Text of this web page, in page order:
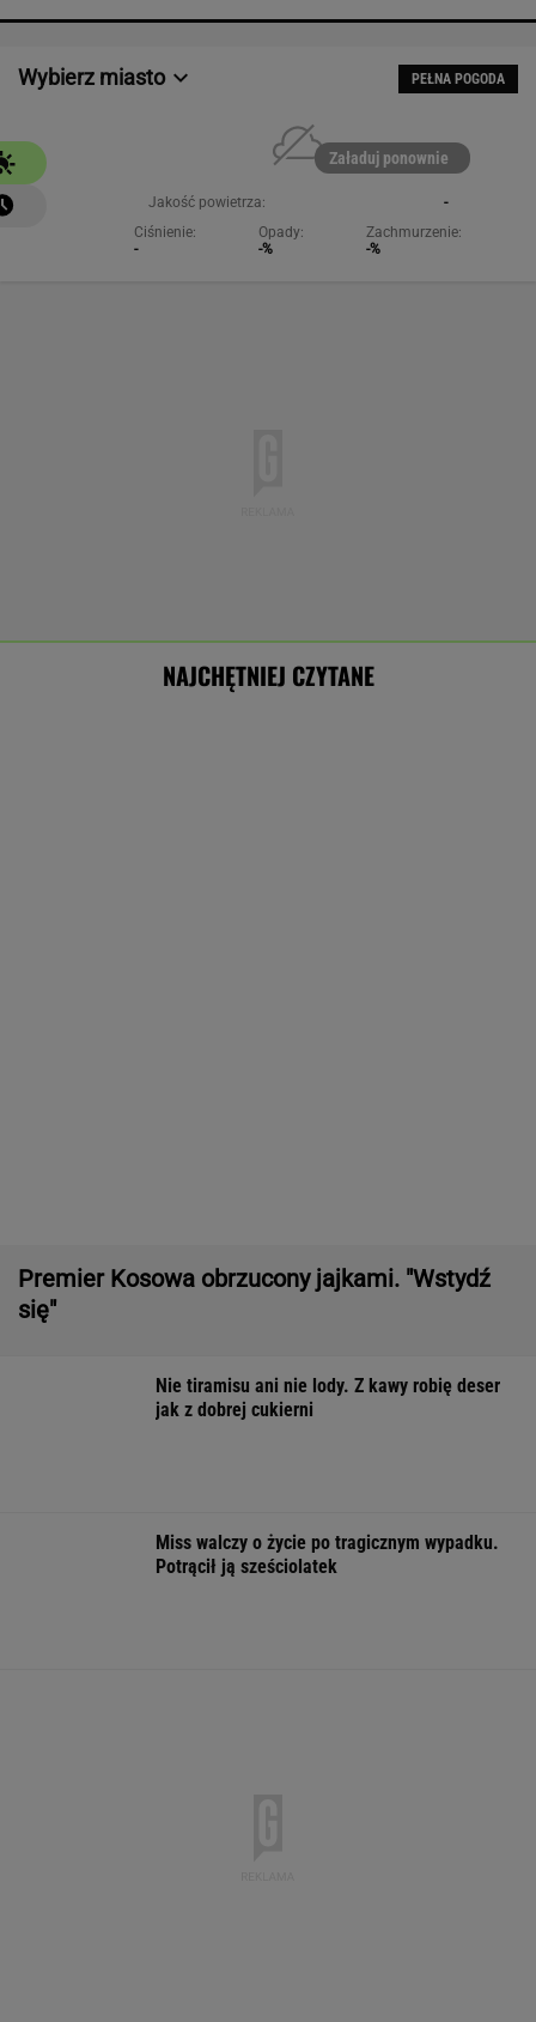
Wybierz miasto PEŁNA POGODA
Załaduj ponownie
Jakość powietrza:
-
Ciśnienie:
-
Opady:
-%
Zachmurzenie:
-%
NAJCHĘTNIEJ CZYTANE
Premier Kosowa obrzucony jajkami. "Wstydź
się"
Nie tiramisu ani nie lody. Z kawy robię deser
jak z dobrej cukierni
Potrącił ją sześciolatek